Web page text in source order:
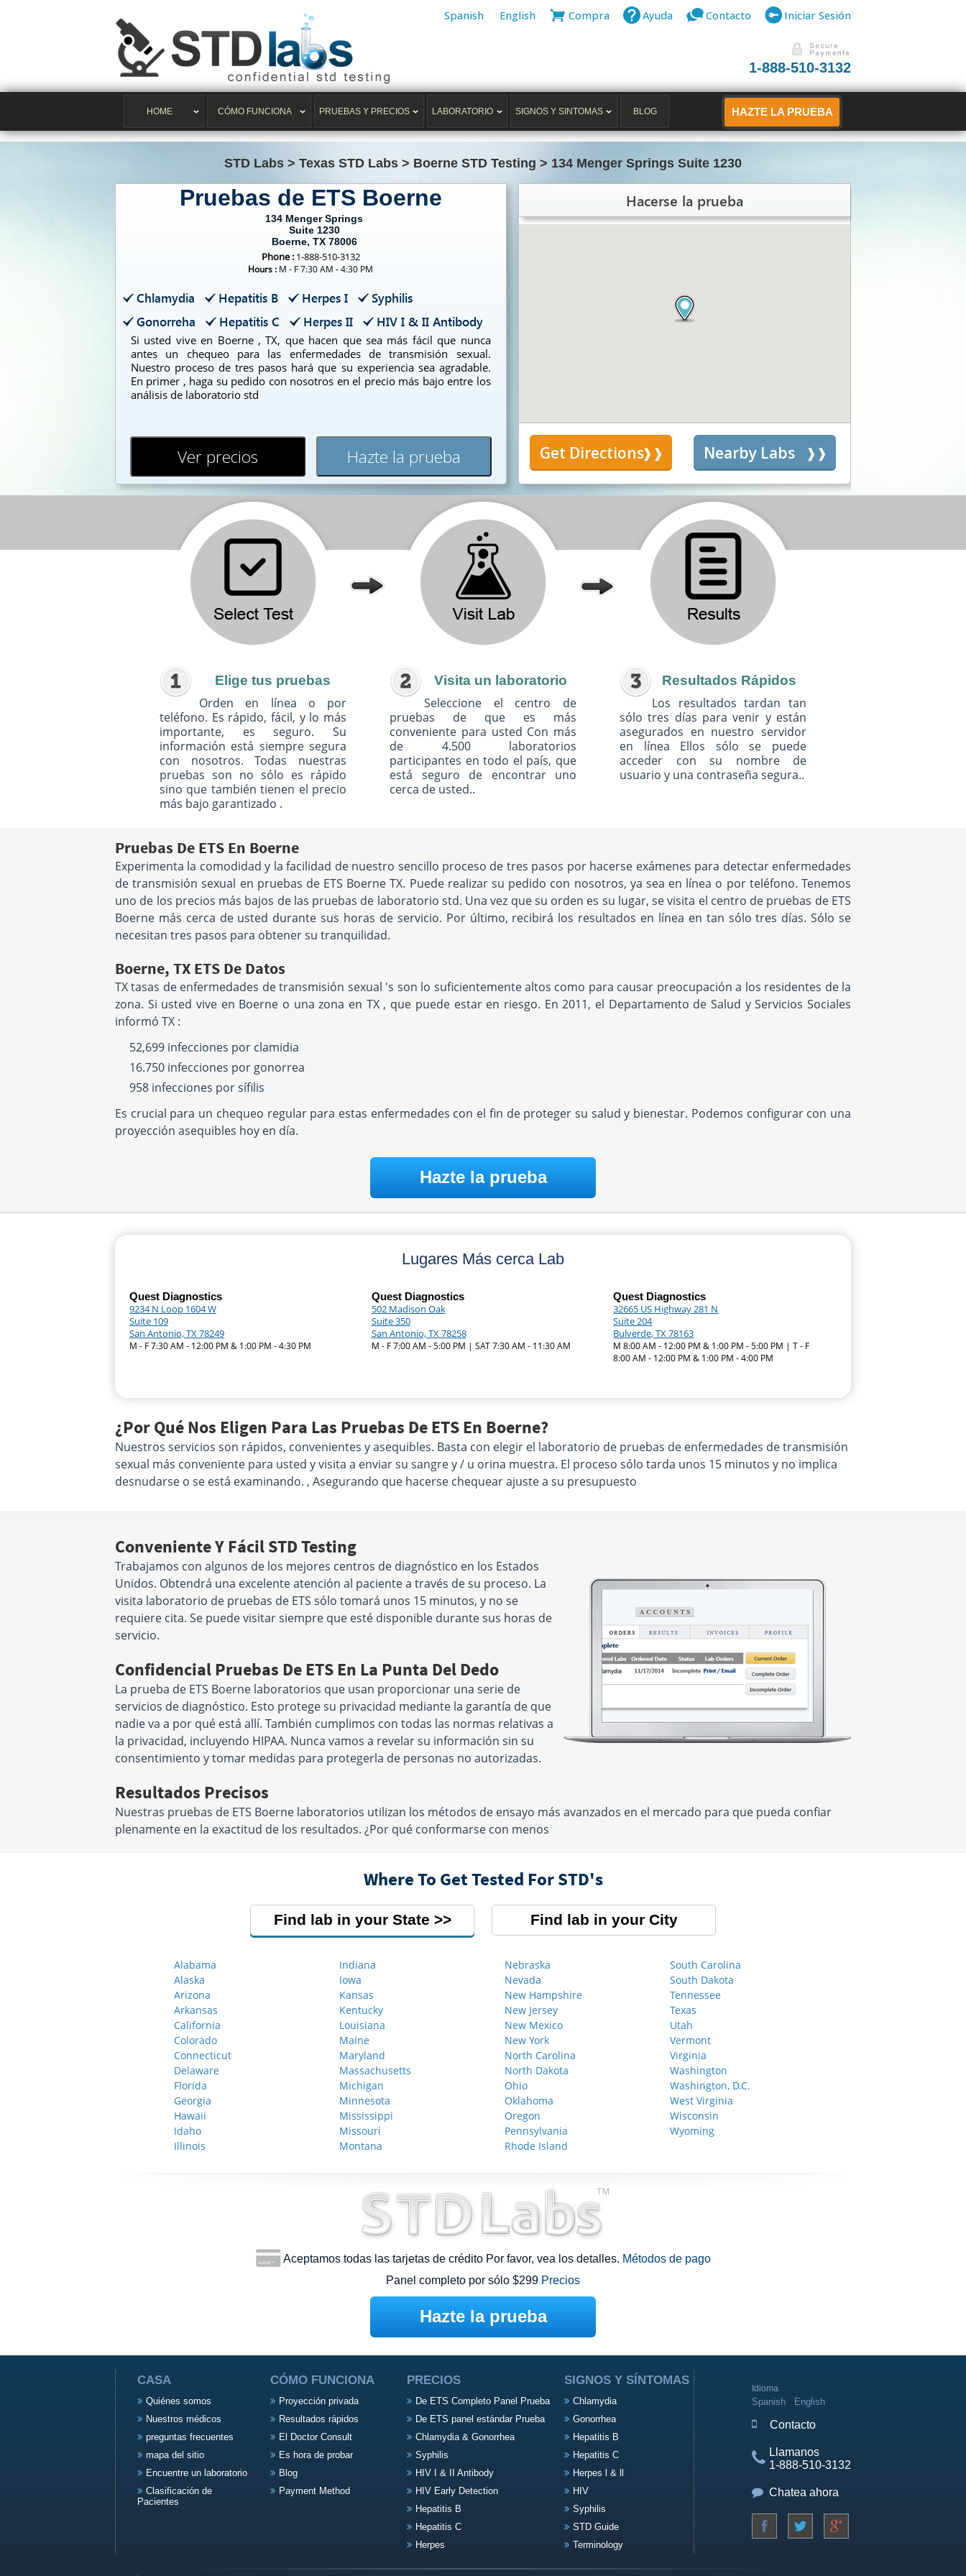
Spanish English Compra Ayuda Contacto Iniciar Sesión
1-888-510-3132
HOME CÓMO FUNCIONA PRUEBAS Y PRECIOS LABORATORIO SIGNOS Y SINTOMAS BLOG HAZTE LA PRUEBA
STD Labs > Texas STD Labs > Boerne STD Testing > 134 Menger Springs Suite 1230
Pruebas de ETS Boerne
134 Menger Springs
Suite 1230
Boerne, TX 78006
Phone : 1-888-510-3132
Hours : M - F 7:30 AM - 4:30 PM
Chlamydia Hepatitis B Herpes I
Syphilis
Gonorreha
Hepatitis C Herpes II HIV I & II Antibody
Si usted vive en Boerne , TX, que hacen que sea más fácil que nunca
antes un chequeo para las enfermedades de transmisión sexual.
Nuestro proceso de tres pasos hará que su experiencia sea agradable.
En primer , haga su pedido con nosotros en el precio más bajo entre los
análisis de laboratorio std
Ver precios Hazte la prueba
Hacerse la prueba
Get Directions Nearby Labs
Elige tus pruebas
Orden en línea o por
teléfono. Es rápido, fácil, y lo más
importante, es seguro. Su
información está siempre segura
con nosotros. Todas nuestras
pruebas son no sólo es rápido
sino que también tienen el precio
más bajo garantizado .
Visita un laboratorio
Seleccione el centro de
pruebas de que es más
conveniente para usted Con más
de 4.500 laboratorios
participantes en todo el país, que
está seguro de encontrar uno
cerca de usted..
Resultados Rápidos
Los resultados tardan tan
sólo tres días para venir y están
asegurados en nuestro servidor
en línea Ellos sólo se puede
acceder con su nombre de
usuario y una contraseña segura..
Pruebas De ETS En Boerne
Experimenta la comodidad y la facilidad de nuestro sencillo proceso de tres pasos por hacerse exámenes para detectar enfermedades
de transmisión sexual en pruebas de ETS Boerne TX. Puede realizar su pedido con nosotros, ya sea en línea o por teléfono. Tenemos
uno de los precios más bajos de las pruebas de laboratorio std. Una vez que su orden es su lugar, se visita el centro de pruebas de ETS
Boerne más cerca de usted durante sus horas de servicio. Por último, recibirá los resultados en línea en tan sólo tres días. Sólo se
necesitan tres pasos para obtener su tranquilidad.
Boerne, TX ETS De Datos
TX tasas de enfermedades de transmisión sexual 's son lo suficientemente altos como para causar preocupación a los residentes de la
zona. Si usted vive en Boerne o una zona en TX , que puede estar en riesgo. En 2011, el Departamento de Salud y Servicios Sociales
informó TX :
52,699 infecciones por clamidia
16.750 infecciones por gonorrea
958 infecciones por sífilis
Es crucial para un chequeo regular para estas enfermedades con el fin de proteger su salud y bienestar. Podemos configurar con una
proyección asequibles hoy en día.
Hazte la prueba
Lugares Más cerca Lab
Quest Diagnostics
9234 N Loop 1604 W
Suite 109
San Antonio, TX 78249
M - F 7:30 AM - 12:00 PM & 1:00 PM - 4:30 PM
Quest Diagnostics
502 Madison Oak
Suite 350
San Antonio, TX 78258
M - F 7:00 AM - 5:00 PM | SAT 7:30 AM - 11:30 AM
Quest Diagnostics
32665 US Highway 281 N
Suite 204
Bulverde, TX 78163
M 8:00 AM - 12:00 PM & 1:00 PM - 5:00 PM | T - F
8:00 AM - 12:00 PM & 1:00 PM - 4:00 PM
¿Por Qué Nos Eligen Para Las Pruebas De ETS En Boerne?
Nuestros servicios son rápidos, convenientes y asequibles. Basta con elegir el laboratorio de pruebas de enfermedades de transmisión
sexual más conveniente para usted y visita a enviar su sangre y / u orina muestra. El proceso sólo tarda unos 15 minutos y no implica
desnudarse o se está examinando. , Asegurando que hacerse chequear ajuste a su presupuesto
Conveniente Y Fácil STD Testing
Trabajamos con algunos de los mejores centros de diagnóstico en los Estados
Unidos. Obtendrá una excelente atención al paciente a través de su proceso. La
visita laboratorio de pruebas de ETS sólo tomará unos 15 minutos, y no se
requiere cita. Se puede visitar siempre que esté disponible durante sus horas de
servicio.
Confidencial Pruebas De ETS En La Punta Del Dedo
La prueba de ETS Boerne laboratorios que usan proporcionar una serie de
servicios de diagnóstico. Esto protege su privacidad mediante la garantía de que
nadie va a por qué está allí. También cumplimos con todas las normas relativas a
la privacidad, incluyendo HIPAA. Nunca vamos a revelar su información sin su
consentimiento y tomar medidas para protegerla de personas no autorizadas.
Resultados Precisos
Nuestras pruebas de ETS Boerne laboratorios utilizan los métodos de ensayo más avanzados en el mercado para que pueda confiar
plenamente en la exactitud de los resultados. ¿Por qué conformarse con menos
Where To Get Tested For STD's
Find lab in your State Find lab in your City
Alabama
Alaska
Arizona
Arkansas
California
Colorado
Connecticut
Delaware
Florida
Georgia
Hawaii
Idaho
Illinois
Indiana
Iowa
Kansas
Kentucky
Louisiana
Maine
Maryland
Massachusetts
Michigan
Minnesota
Mississippi
Missouri
Montana
Nebraska
Nevada
New Hampshire
New Jersey
New Mexico
New York
North Carolina
North Dakota
Ohio
Oklahoma
Oregon
Pennsylvania
Rhode Island
South Carolina
South Dakota
Tennessee
Texas
Utah
Vermont
Virginia
Washington
Washington, D.C.
West Virginia
Wisconsin
Wyoming
Aceptamos todas las tarjetas de crédito Por favor, vea los detalles. Métodos de pago
Panel completo por sólo $299 Precios
Hazte la prueba
CASA
Quiénes somos
Nuestros médicos
preguntas frecuentes
mapa del sitio
Encuentre un laboratorio
Clasificación de
Pacientes
CÓMO FUNCIONA
Proyección privada
Resultados rápidos
El Doctor Consult
Es hora de probar
Blog
Payment Method
PRECIOS
De ETS Completo Panel Prueba
De ETS panel estándar Prueba
Chlamydia & Gonorrhea
Syphilis
HIV I & II Antibody
HIV Early Detection
Hepatitis B
Hepatitis C
Herpes
SIGNOS Y SÍNTOMAS
Chlamydia
Gonorrhea
Hepatitis B
Hepatitis C
Herpes l & ll
HIV
Syphilis
STD Guide
Terminology
Idioma
Spanish English
Contacto
Llamanos
1-888-510-3132
Chatea ahora